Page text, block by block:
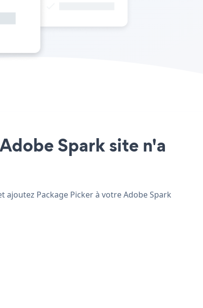
Spark site n'a
ajoutez Package Picker à votre Adobe Spark